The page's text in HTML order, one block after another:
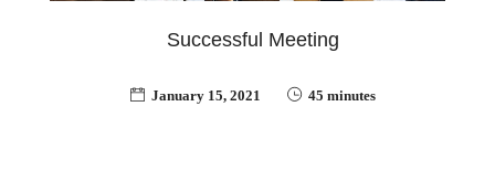
Successful Meeting
January 15, 2021 45 minutes